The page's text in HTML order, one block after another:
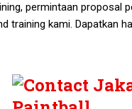
permintaan proposal
training kami. Dapatkan